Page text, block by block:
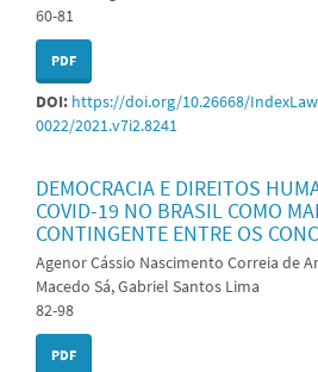
60-81
PDF
DOI: https://doi.org/10.26668/
0022/2021.v7i2.8241
DEMOCRACIA E DIREITOS
COVID-19 NO BRASIL COMO
CONTINGENTE ENTRE OS
Agenor Cássio Nascimento Correia de
Macedo Sá, Gabriel Santos Lima
82-98
PDF